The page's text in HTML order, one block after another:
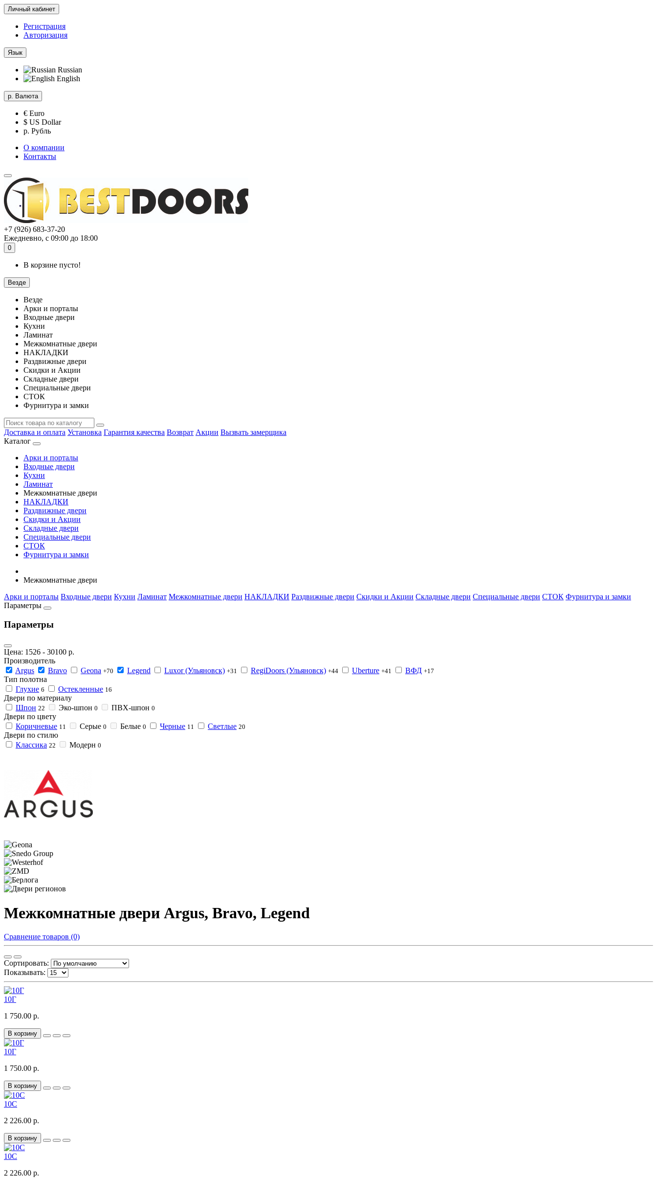
Личный кабинет
Регистрация
Авторизация
Язык
Russian
English
р. Валюта
€ Euro
$ US Dollar
р. Рубль
О компании
Контакты
+7 (926) 683-37-20
Ежедневно, с 09:00 до 18:00
0
В корзине пусто!
Везде
Везде
Арки и порталы
Входные двери
Кухни
Ламинат
Межкомнатные двери
НАКЛАДКИ
Раздвижные двери
Скидки и Акции
Складные двери
Специальные двери
СТОК
Фурнитура и замки
Доставка и оплата Установка Гарантия качества Возврат Акции Вызвать замерщика
Каталог
Арки и порталы
Входные двери
Кухни
Ламинат
Межкомнатные двери
НАКЛАДКИ
Раздвижные двери
Скидки и Акции
Складные двери
Специальные двери
СТОК
Фурнитура и замки
Межкомнатные двери
Арки и порталы Входные двери Кухни Ламинат Межкомнатные двери НАКЛАДКИ Раздвижные двери Скидки и Акции Складные двери Специальные двери СТОК Фурнитура и замки
Параметры
Параметры
Цена: 1526 - 30100 р.
Производитель
Argus
Bravo Geona +70 Legend Luxor (Ульяновск) +31 RegiDoоrs (Ульяновск) +44 Uberture +41 ВФД +17
Тип полотна
Глухие 6 Остекленные 16
Двери по материалу
Шпон 22 Эко-шпон 0 ПВХ-шпон 0
Двери по цвету
Коричневые 11 Серые 0 Белые 0 Черные 11 Светлые 20
Двери по стилю
Классика 22 Модерн 0
Межкомнатные двери Argus, Bravo, Legend
Сравнение товаров (0)
Сортировать:
Показывать:
10Г
1 750.00 р.
В корзину
10Г
1 750.00 р.
В корзину
10С
2 226.00 р.
В корзину
10С
2 226.00 р.